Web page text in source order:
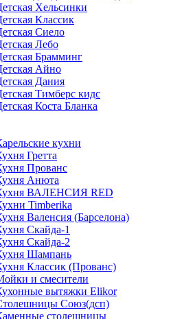
Хельсинки
Классик
Сиело
Лебо
Брамминг
Айно
Дания
Тимберс кидс
Коста Бланка
кухни
Гретта
Прованс
Анюта
ВАЛЕНСИЯ RED
Timberika
Валенсия (Барселона)
Скайда-1
Скайда-2
Шампань
Классик (Прованс)
и смесители
вытяжки Elikor
Союз(дсп)
столешницы